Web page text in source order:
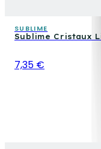
SUBLIME
Sublime Cristaux
7,35 €